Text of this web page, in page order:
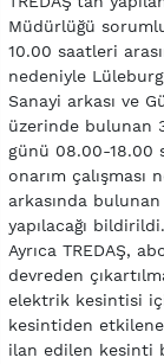
Müdürlüğü
10.00 saatleri
nedeniyle
Sanayi arkası ve
üzerinde bulunan
günü 08.00-18.00
onarım çalışması
arkasında
yapılacağı bildirildi.
Ayrıca TREDAŞ,
devreden
elektrik kesintisi
kesintiden
ilan edilen kesinti